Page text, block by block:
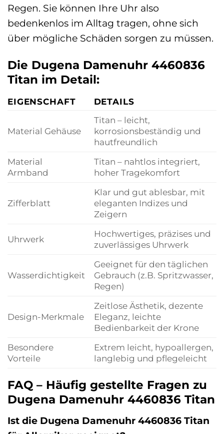
Regen. Sie können Ihre Uhr also
bedenkenlos im Alltag tragen, ohne sich
über mögliche Schäden sorgen zu müssen.
Die Dugena Damenuhr 4460836
Titan im Detail:
EIGENSCHAFT DETAILS
Material Gehäuse
Titan – leicht,
korrosionsbeständig und
hautfreundlich
Material
Armband
Titan – nahtlos integriert,
hoher Tragekomfort
Zifferblatt
Klar und gut ablesbar, mit
eleganten Indizes und
Zeigern
Uhrwerk
Hochwertiges, präzises und
zuverlässiges Uhrwerk
Wasserdichtigkeit
Geeignet für den täglichen
Gebrauch (z.B. Spritzwasser,
Regen)
Design-Merkmale
Zeitlose Ästhetik, dezente
Eleganz, leichte
Bedienbarkeit der Krone
Besondere
Vorteile
Extrem leicht, hypoallergen,
langlebig und pflegeleicht
FAQ – Häufig gestellte Fragen zu
Dugena Damenuhr 4460836 Titan
Ist die Dugena Damenuhr 4460836 Titan